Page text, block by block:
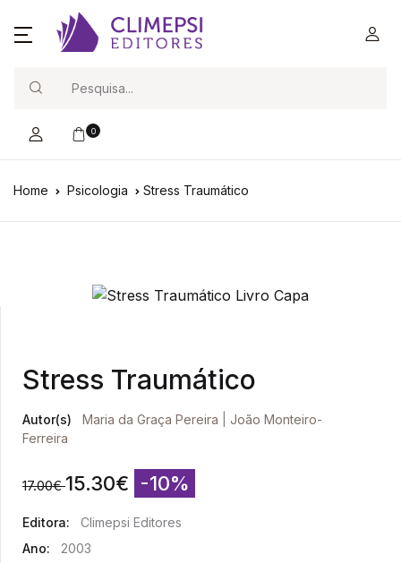
0
Home Psicologia Stress Traumático
Stress Traumático
Autor(s) Maria da Graça Pereira
João Monteiro-
Ferreira
17.00€ 15.30€ -10%
Editora:
Climepsi Editores
Ano:
2003